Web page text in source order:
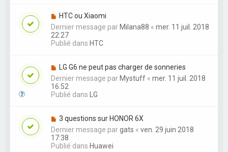
HTC ou Xiaomi
Dernier message parMilana88 « mer. 11 juil. 2018
22:27
Publié dans HTC
LG G6 ne peut pas charger de sonneries
Dernier message parMystuff « mer. 11 juil. 2018
16:52
Publié dans LG
3 questions sur HONOR 6X
Dernier message pargats « ven. 29 juin 2018
17:38
Publié dans Huawei